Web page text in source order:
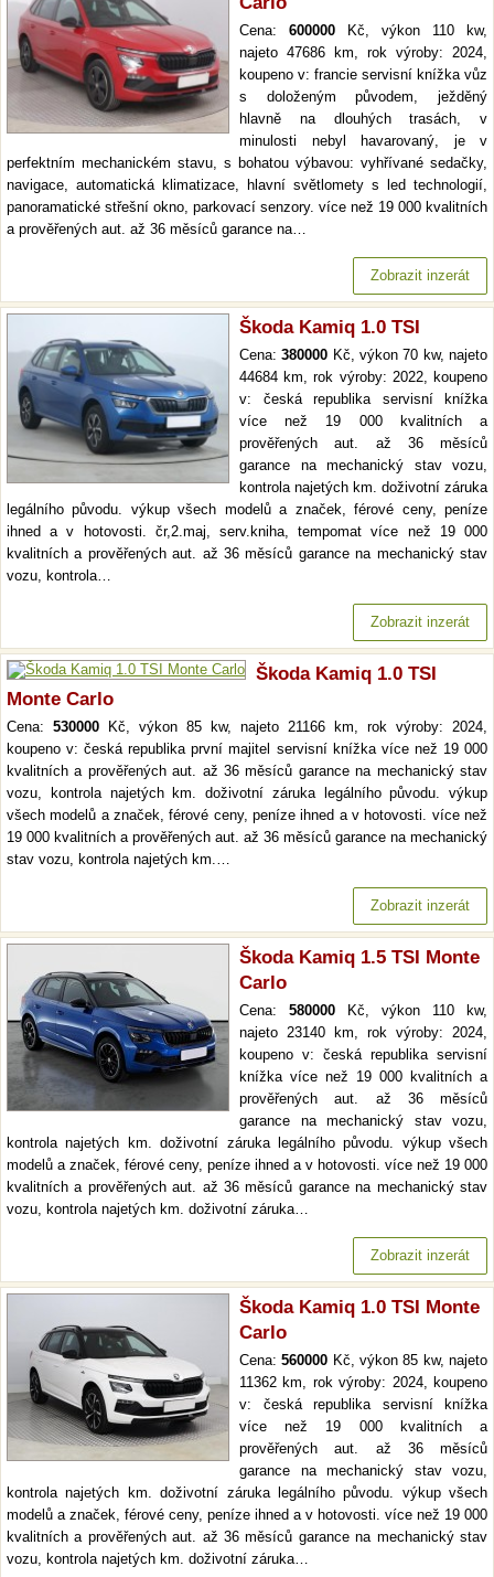
Cena: 600000 Kč, výkon 110 kw,
najeto 47686 km, rok výroby: 2024,
koupeno v: francie servisní knížka vůz
s doloženým původem, ježděný
hlavně na dlouhých trasách, v
minulosti nebyl havarovaný, je v
perfektním mechanickém stavu, s bohatou výbavou: vyhřívané sedačky,
navigace, automatická klimatizace, hlavní světlomety s led technologií,
panoramatické střešní okno, parkovací senzory. více než 19 000 kvalitních
a prověřených aut. až 36 měsíců garance na…
Zobrazit inzerát
Škoda Kamiq 1.0 TSI
Cena:380000 Kč, výkon 70 kw, najeto
44684 km, rok výroby: 2022, koupeno
v: česká republika servisní knížka
více než 19 000 kvalitních a
prověřených aut. až 36 měsíců
garance na mechanický stav vozu,
kontrola najetých km. doživotní záruka
legálního původu. výkup všech modelů a značek, férové ceny, peníze
ihned a v hotovosti. čr,2.maj, serv.kniha, tempomat více než 19 000
kvalitních a prověřených aut. až 36 měsíců garance na mechanický stav
vozu, kontrola…
Zobrazit inzerát
Škoda Kamiq 1.0 TSI
Monte Carlo
Cena: 530000 Kč, výkon 85 kw, najeto 21166 km, rok výroby: 2024,
koupeno v: česká republika první majitel servisní knížka více než 19 000
kvalitních a prověřených aut. až 36 měsíců garance na mechanický stav
vozu, kontrola najetých km. doživotní záruka legálního původu. výkup
všech modelů a značek, férové ceny, peníze ihned a v hotovosti. více než
19 000 kvalitních a prověřených aut. až 36 měsíců garance na mechanický
stav vozu, kontrola najetých km.…
Zobrazit inzerát
Škoda Kamiq 1.5 TSI Monte
Carlo
Cena: 580000 Kč, výkon 110 kw,
najeto 23140 km, rok výroby: 2024,
koupeno v: česká republika servisní
knížka více než 19 000 kvalitních a
prověřených aut. až 36 měsíců
garance na mechanický stav vozu,
kontrola najetých km. doživotní záruka legálního původu. výkup všech
modelů a značek, férové ceny, peníze ihned a v hotovosti. více než 19 000
kvalitních a prověřených aut. až 36 měsíců garance na mechanický stav
vozu, kontrola najetých km. doživotní záruka…
Zobrazit inzerát
Škoda Kamiq 1.0 TSI Monte
Carlo
Cena:560000 Kč, výkon 85 kw, najeto
11362 km, rok výroby: 2024, koupeno
v: česká republika servisní knížka
více než 19 000 kvalitních a
prověřených aut. až 36 měsíců
garance na mechanický stav vozu,
kontrola najetých km. doživotní záruka legálního původu. výkup všech
modelů a značek, férové ceny, peníze ihned a v hotovosti. více než 19 000
kvalitních a prověřených aut. až 36 měsíců garance na mechanický stav
vozu, kontrola najetých km. doživotní záruka…